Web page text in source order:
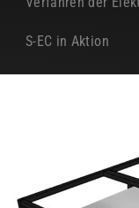
S-EC in Aktion